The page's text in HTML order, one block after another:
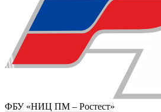
ФБУ «НИЦ ПМ – Ростест»